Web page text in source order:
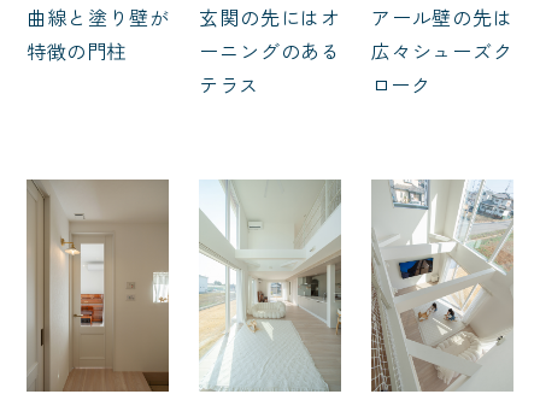
曲線と塗り壁が
特徴の門柱
玄関の先にはオ
ーニングのある
テラス
アール壁の先は
広々シューズク
ローク